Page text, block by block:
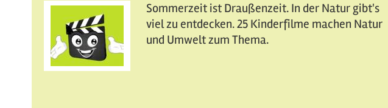
Sommerzeit ist Draußenzeit. In der Natur gibt's
viel zu entdecken. 25 Kinderfilme machen Natur
und Umwelt zum Thema.